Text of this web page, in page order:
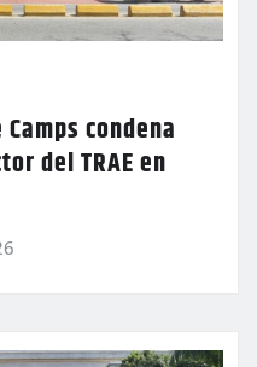
condena
del TRAE en